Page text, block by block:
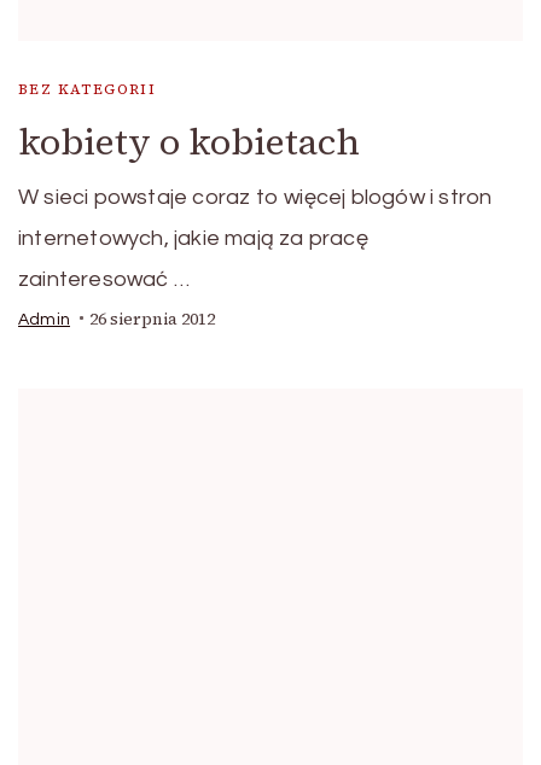
BEZ KATEGORII
kobiety o kobietach
W sieci powstaje coraz to więcej blogów i stron
internetowych, jakie mają za pracę
zainteresować …
Admin 26 sierpnia 2012